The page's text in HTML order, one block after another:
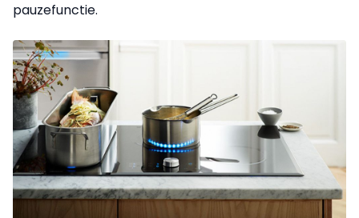
pauzefunctie.